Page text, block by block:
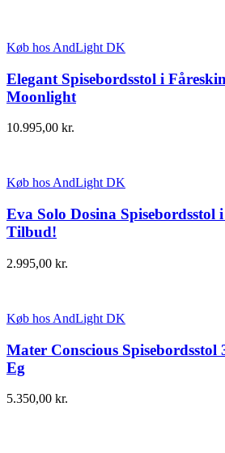
Køb hos AndLight DK
Elegant Spisebordsstol i
Moonlight
10.995,00 kr.
Køb hos AndLight DK
Eva Solo Dosina Spisebordsstol
Tilbud!
2.995,00 kr.
Køb hos AndLight DK
Mater Conscious Spisebordsstol
Eg
5.350,00 kr.